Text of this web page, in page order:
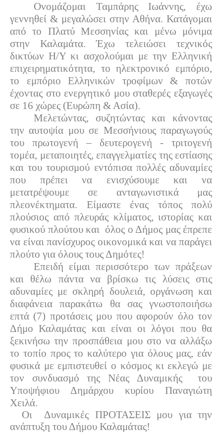
Ονομάζομαι Ταμπάρης Ιωάννης, έχω
γεννηθεί & μεγαλώσει στην Αθήνα. Κατάγομαι
από το Πλατύ Μεσσηνίας και μένω μόνιμα
στην Καλαμάτα. Έχω τελειώσει τεχνικός
δικτύων Η/Υ κι ασχολούμαι με την Ελληνική
επιχειρηματικότητα, το ηλεκτρονικό εμπόριο,
το εμπόριο Ελληνικών τροφίμων & ποτών
έχοντας στο ενεργητικό μου σταθερές εξαγωγές
σε 16 χώρες (Ευρώπη & Ασία).
Μελετώντας, συζητώντας και κάνοντας
την αυτοψία μου σε Μεσσήνιους παραγωγούς
του πρωτογενή – δευτερογενή - τριτογενή
τομέα, μεταποιητές, επαγγελματίες της εστίασης
και του τουρισμού εντόπισα πολλές αδυναμίες
που πρέπει να ενισχύσουμε και να
μετατρέψουμε σε ανταγωνιστικά μας
πλεονέκτηματα. Είμαστε ένας τόπος πολύ
πλούσιος από πλευράς κλίματος, ιστορίας και
φυσικού πλούτου και όλος ο Δήμος μας έπρεπε
να είναι πανίσχυρος οικονομικά και να παράγει
πλούτο για όλους τους Δημότες!
Επειδή είμαι περισσότερο των πράξεων
και θέλω πάντα να βρίσκω τις λύσεις στις
αδυναμίες με σκληρή δουλειά, οργάνωση και
διαφάνεια παρακάτω θα σας γνωστοποιήσω
επτά (7) προτάσεις μου που αφορούν όλο τον
Δήμο Καλαμάτας και είναι οι λόγοι που θα
ξεκινήσω την προσπάθεια μου στο να αλλάξω
το τοπίο προς το καλύτερο για όλους μας, εάν
φυσικά με εμπιστευθεί ο κόσμος κι εκλεγώ με
τον συνδυασμό της Νέας Δυναμικής
του
Υποψήφιου Δημάρχου κυρίου Παναγιώτη
Χειλά.
Οι
Δυναμικές ΠΡΟΤΑΣΕΙΣ μου για την
ανάπτυξη του Δήμου Καλαμάτας!